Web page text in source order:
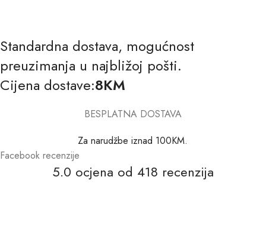
Standardna dostava, mogućnost
preuzimanja u najbližoj pošti.
Cijena dostave:8KM
BESPLATNA DOSTAVA
Za narudžbe iznad 100KM.
Facebook recenzije
5.0 ocjena od 418 recenzija